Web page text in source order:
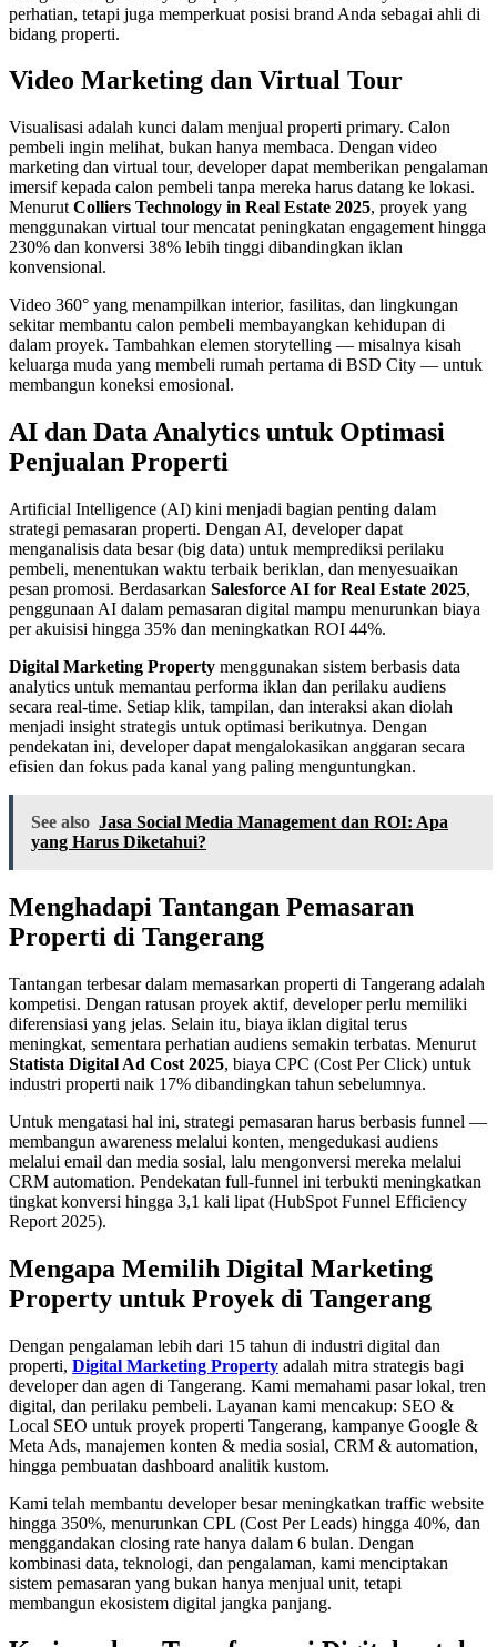
perhatian, tetapi juga memperkuat posisi brand Anda sebagai ahli di
bidang properti.
Video Marketing dan Virtual Tour
Visualisasi adalah kunci dalam menjual properti primary. Calon
pembeli ingin melihat, bukan hanya membaca. Dengan video
marketing dan virtual tour, developer dapat memberikan pengalaman
imersif kepada calon pembeli tanpa mereka harus datang ke lokasi.
Menurut Colliers Technology in Real Estate 2025, proyek yang
menggunakan virtual tour mencatat peningkatan engagement hingga
230% dan konversi 38% lebih tinggi dibandingkan iklan
konvensional.
Video 360° yang menampilkan interior, fasilitas, dan lingkungan
sekitar membantu calon pembeli membayangkan kehidupan di
dalam proyek. Tambahkan elemen storytelling — misalnya kisah
keluarga muda yang membeli rumah pertama di BSD City — untuk
membangun koneksi emosional.
AI dan Data Analytics untuk Optimasi
Penjualan Properti
Artificial Intelligence (AI) kini menjadi bagian penting dalam
strategi pemasaran properti. Dengan AI, developer dapat
menganalisis data besar (big data) untuk memprediksi perilaku
pembeli, menentukan waktu terbaik beriklan, dan menyesuaikan
pesan promosi. Berdasarkan Salesforce AI for Real Estate 2025,
penggunaan AI dalam pemasaran digital mampu menurunkan biaya
per akuisisi hingga 35% dan meningkatkan ROI 44%.
Digital Marketing Property menggunakan sistem berbasis data
analytics untuk memantau performa iklan dan perilaku audiens
secara real-time. Setiap klik, tampilan, dan interaksi akan diolah
menjadi insight strategis untuk optimasi berikutnya. Dengan
pendekatan ini, developer dapat mengalokasikan anggaran secara
efisien dan fokus pada kanal yang paling menguntungkan.
See also Jasa Social Media Management dan ROI: Apa
yang Harus Diketahui?
Menghadapi Tantangan Pemasaran
Properti di Tangerang
Tantangan terbesar dalam memasarkan properti di Tangerang adalah
kompetisi. Dengan ratusan proyek aktif, developer perlu memiliki
diferensiasi yang jelas. Selain itu, biaya iklan digital terus
meningkat, sementara perhatian audiens semakin terbatas. Menurut
Statista Digital Ad Cost 2025, biaya CPC (Cost Per Click) untuk
industri properti naik 17% dibandingkan tahun sebelumnya.
Untuk mengatasi hal ini, strategi pemasaran harus berbasis funnel —
membangun awareness melalui konten, mengedukasi audiens
melalui email dan media sosial, lalu mengonversi mereka melalui
CRM automation. Pendekatan full-funnel ini terbukti meningkatkan
tingkat konversi hingga 3,1 kali lipat (HubSpot Funnel Efficiency
Report 2025).
Mengapa Memilih Digital Marketing
Property untuk Proyek di Tangerang
Dengan pengalaman lebih dari 15 tahun di industri digital dan
properti, Digital Marketing Property adalah mitra strategis bagi
developer dan agen di Tangerang. Kami memahami pasar lokal, tren
digital, dan perilaku pembeli. Layanan kami mencakup: SEO &
Local SEO untuk proyek properti Tangerang, kampanye Google &
Meta Ads, manajemen konten & media sosial, CRM & automation,
hingga pembuatan dashboard analitik kustom.
Kami telah membantu developer besar meningkatkan traffic website
hingga 350%, menurunkan CPL (Cost Per Leads) hingga 40%, dan
menggandakan closing rate hanya dalam 6 bulan. Dengan
kombinasi data, teknologi, dan pengalaman, kami menciptakan
sistem pemasaran yang bukan hanya menjual unit, tetapi
membangun ekosistem digital jangka panjang.